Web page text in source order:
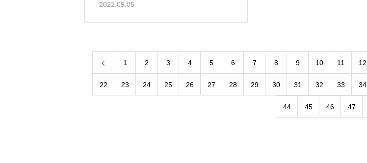
2022.09.05
1 2 3 4 5 6 7 8 9 10 11 12
22 23 24 25 26 27 28 29 30 31 32 33 34
44 45 46 47